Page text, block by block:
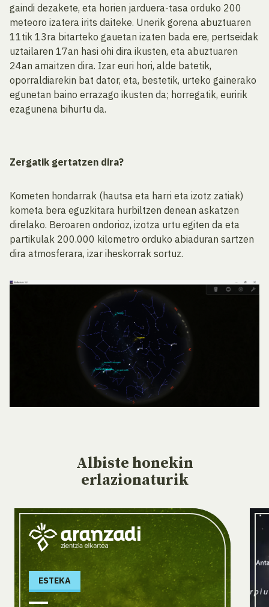
gaindi dezakete, eta horien jarduera-tasa orduko 200
meteoro izatera irits daiteke. Unerik gorena abuztuaren
11tik 13ra bitarteko gauetan izaten bada ere, pertseidak
uztailaren 17an hasi ohi dira ikusten, eta abuztuaren
24an amaitzen dira. Izar euri hori, alde batetik,
oporraldiarekin bat dator, eta, bestetik, urteko gainerako
egunetan baino errazago ikusten da; horregatik, euririk
ezagunena bihurtu da.
Zergatik gertatzen dira?
Kometen hondarrak (hautsa eta harri eta izotz zatiak)
kometa bera eguzkitara hurbiltzen denean askatzen
direlako. Beroaren ondorioz, izotza urtu egiten da eta
partikulak 200.000 kilometro orduko abiaduran sartzen
dira atmosferara, izar iheskorrak sortuz.
Albiste honekin
erlazionaturik
ESTEKA